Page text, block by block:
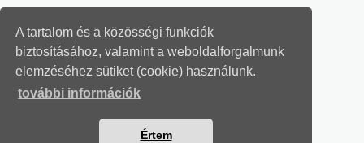
A tartalom és a közösségi funkciók
biztosításához, valamint a weboldalforgalmunk
elemzéséhez sütiket (cookie) használunk.
további információk
Értem